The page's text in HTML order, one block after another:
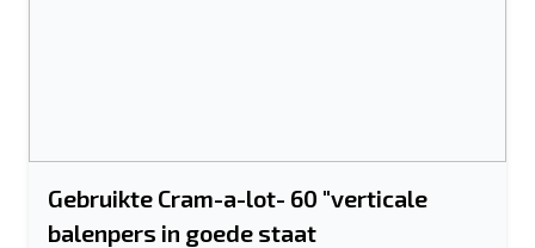
Gebruikte Cram-a-lot- 60 "verticale
balenpers in goede staat